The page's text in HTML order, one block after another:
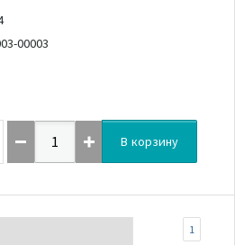
00003
В корзину
1